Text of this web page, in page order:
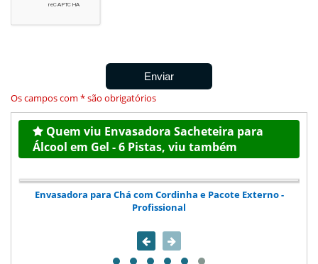
Os campos com * são obrigatórios
Quem viu Envasadora Sacheteira para
Álcool em Gel - 6 Pistas, viu também
Envasadora para Chá com Cordinha e Pacote Externo -
Profissional